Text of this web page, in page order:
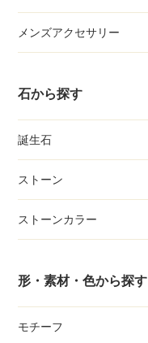
メンズアクセサリー
石から探す
誕生石
ストーン
ストーンカラー
形・素材・色から探す
モチーフ